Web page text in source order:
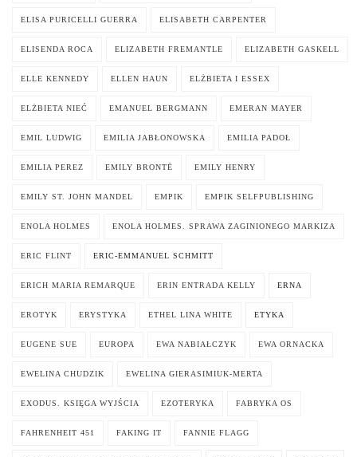
ELISA PURICELLI GUERRA ELISABETH CARPENTER
ELISENDA ROCA ELIZABETH FREMANTLE ELIZABETH GASKELL
ELLE KENNEDY ELLEN HAUN ELŻBIETA I ESSEX
ELŻBIETA NIEĆ EMANUEL BERGMANN EMERAN MAYER
EMIL LUDWIG EMILIA JABŁONOWSKA EMILIA PADOŁ
EMILIA PEREZ EMILY BRONTË EMILY HENRY
EMILY ST. JOHN MANDEL EMPIK EMPIK SELFPUBLISHING
ENOLA HOLMES ENOLA HOLMES. SPRAWA ZAGINIONEGO MARKIZA
ERIC FLINT ERIC-EMMANUEL SCHMITT
ERICH MARIA REMARQUE ERIN ENTRADA KELLY ERNA
EROTYK ERYSTYKA ETHEL LINA WHITE ETYKA
EUGENE SUE EUROPA EWA NABIAŁCZYK EWA ORNACKA
EWELINA CHUDZIK EWELINA GIERASIMIUK-MERTA
EXODUS. KSIĘGA WYJŚCIA EZOTERYKA FABRYKA OS
FAHRENHEIT 451 FAKING IT FANNIE FLAGG